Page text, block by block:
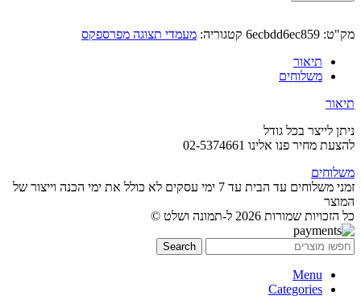
מק"ט: 6ecbdd6ec859 קטגוריה: מעמדי תצוגה מפרספקס
תיאור
משלוחים
תיאור
ניתן לייצר בכל גודל
להצעת מחיר פנו אלינו 02-5374661
משלוחים
זמני משלוחים עד הבית עד 7 ימי עסקים לא כולל את ימי הכנה וייצור של
המוצר
כל הזכויות שמורות 2026 ל-תמונה ושלט ©
Search
Menu
Categories